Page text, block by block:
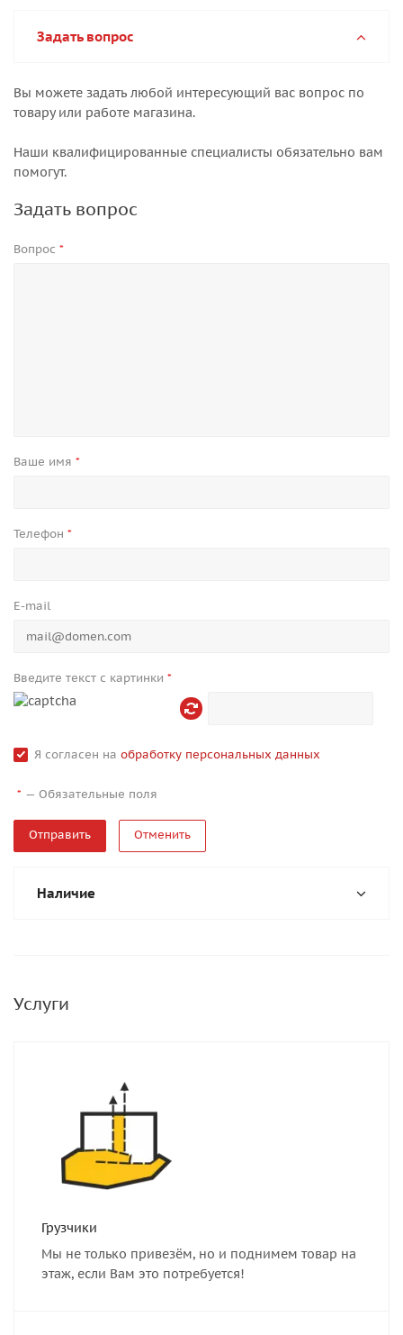
Задать вопрос
Вы можете задать любой интересующий вас вопрос по
товару или работе магазина.
Наши квалифицированные специалисты обязательно вам
помогут.
Задать вопрос
Вопрос *
Ваше имя *
Телефон *
E-mail
Введите текст с картинки *
Я согласен на обработку персональных данных
* — Обязательные поля
Отменить
Наличие
Услуги
Грузчики
Мы не только привезём, но и поднимем товар на
этаж, если Вам это потребуется!